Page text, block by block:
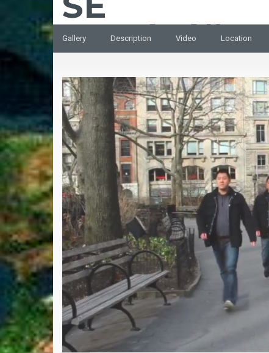
Gallery Description Video Location